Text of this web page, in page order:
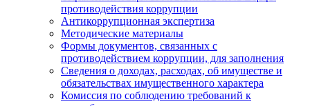
противодействия коррупции
Антикоррупционная экспертиза
Методические материалы
Формы документов, связанных с
противодействием коррупции, для заполнения
Сведения о доходах, расходах, об имуществе и
обязательствах имущественного характера
Комиссия по соблюдению требований к